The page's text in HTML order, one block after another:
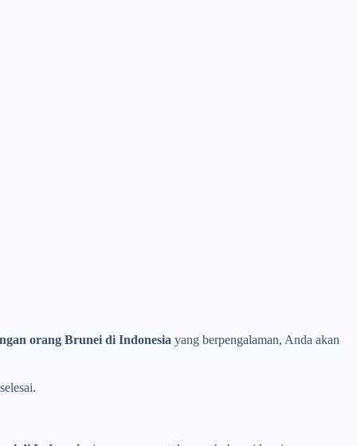
orang Brunei di Indonesia yang berpengalaman, Anda akan